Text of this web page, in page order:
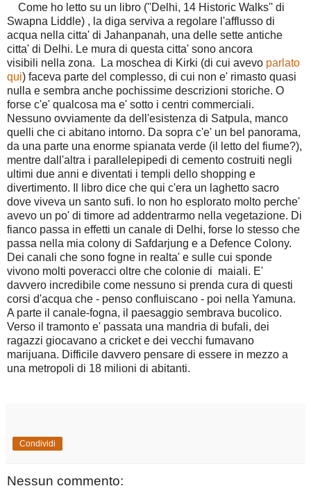
Come ho letto su un libro (''Delhi, 14 Historic Walks'' di
Swapna Liddle) , la diga serviva a regolare l'afflusso di
acqua nella citta' di Jahanpanah, una delle sette antiche
citta' di Delhi. Le mura di questa citta' sono ancora
visibili nella zona. La moschea di Kirki (di cui avevo parlato
qui) faceva parte del complesso, di cui non e' rimasto quasi
nulla e sembra anche pochissime descrizioni storiche. O
forse c'e' qualcosa ma e' sotto i centri commerciali.
Nessuno ovviamente da dell'esistenza di Satpula, manco
quelli che ci abitano intorno. Da sopra c'e' un bel panorama,
da una parte una enorme spianata verde (il letto del fiume?),
mentre dall'altra i parallelepipedi di cemento costruiti negli
ultimi due anni e diventati i templi dello shopping e
divertimento. Il libro dice che qui c'era un laghetto sacro
dove viveva un santo sufi. Io non ho esplorato molto perche'
avevo un po' di timore ad addentrarmo nella vegetazione. Di
fianco passa in effetti un canale di Delhi, forse lo stesso che
passa nella mia colony di Safdarjung e a Defence Colony.
Dei canali che sono fogne in realta' e sulle cui sponde
vivono molti poveracci oltre che colonie di maiali. E'
davvero incredibile come nessuno si prenda cura di questi
corsi d'acqua che - penso confluiscano - poi nella Yamuna.
A parte il canale-fogna, il paesaggio sembrava bucolico.
Verso il tramonto e' passata una mandria di bufali, dei
ragazzi giocavano a cricket e dei vecchi fumavano
marijuana. Difficile davvero pensare di essere in mezzo a
una metropoli di 18 milioni di abitanti.
Condividi
Nessun commento: